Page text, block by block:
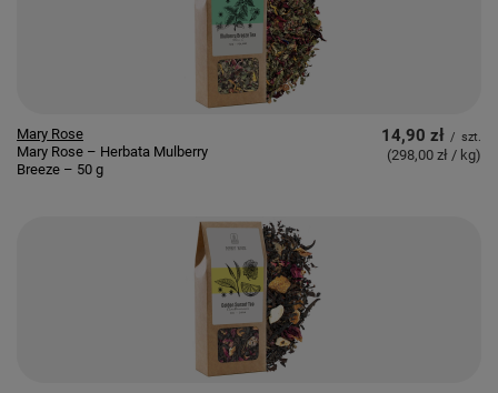
Mary Rose
Mary Rose – Herbata Mulberry
Breeze – 50 g
14,90 zł / szt.
(298,00 zł / kg)